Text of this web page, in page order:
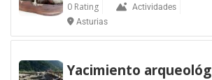
0 Rating
Actividades
Asturias
Yacimiento arqueológ